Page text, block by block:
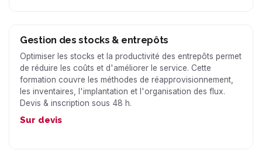
Gestion des stocks & entrepôts
Optimiser les stocks et la productivité des entrepôts permet
de réduire les coûts et d'améliorer le service. Cette
formation couvre les méthodes de réapprovisionnement,
les inventaires, l'implantation et l'organisation des flux.
Devis & inscription sous 48 h.
Sur devis